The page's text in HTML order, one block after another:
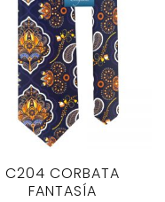
C204 CORBATA
FANTASÍA